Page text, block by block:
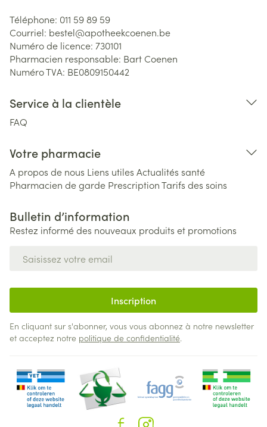
Téléphone: 011 59 89 59
Courriel: bestel@apotheekcoenen.be
Numéro de licence: 730101
Pharmacien responsable: Bart Coenen
Numéro TVA: BE0809150442
Service à la clientèle
FAQ
Votre pharmacie
A propos de nous Liens utiles Actualités santé
Pharmacien de garde PrescriptionTarifs des soins
Bulletin d’information
Restez informé des nouveaux produits et promotions
Inscription
En cliquant sur s'abonner, vous vous abonnez à notre newsletter
et acceptez notre politique de confidentialité.